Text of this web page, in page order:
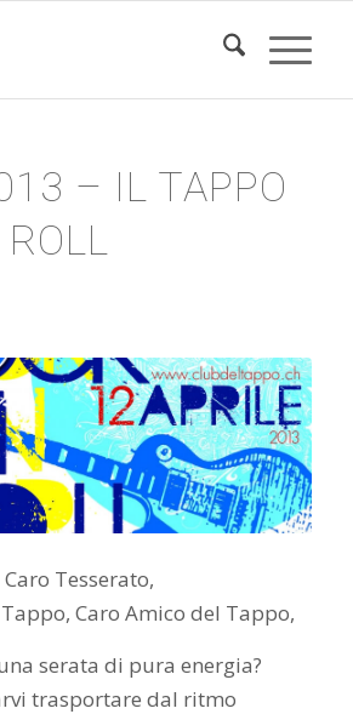
– IL TAPPO
Tesserato,
Caro Amico del Tappo,
serata di pura energia?
trasportare dal ritmo